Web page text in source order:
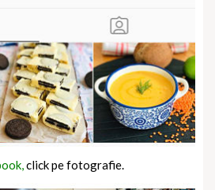
click pe fotografie.